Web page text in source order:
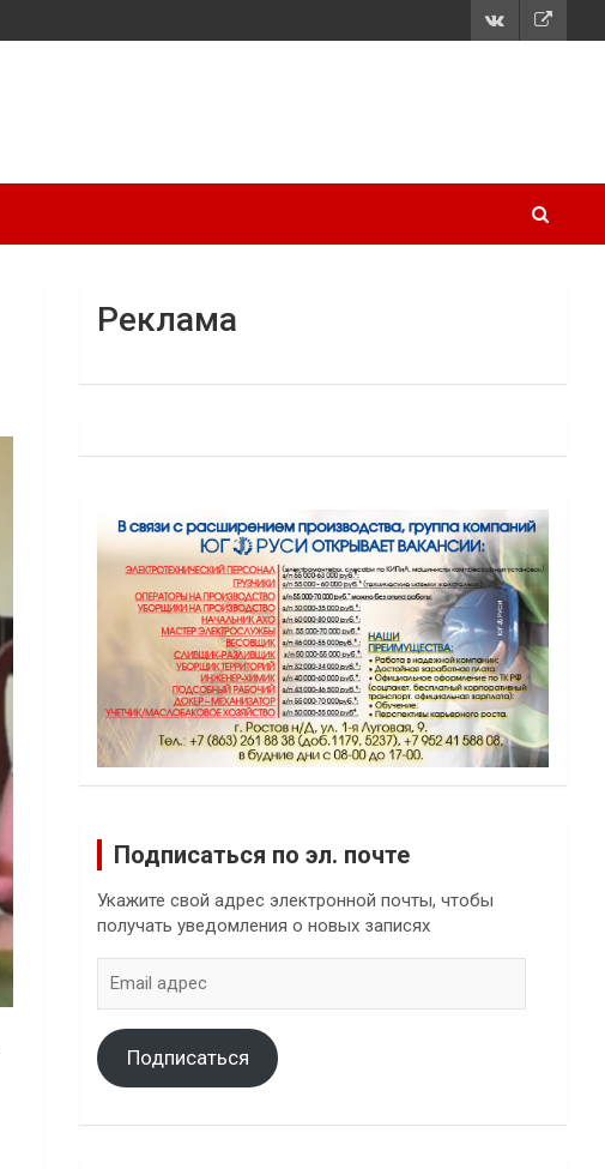
Реклама
Подписаться по эл. почте
Укажите свой адрес электронной почты, чтобы
получать уведомления о новых записях
адрес
Подписаться